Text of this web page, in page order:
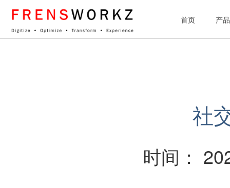
网站统计 首页 产品
社
时间：